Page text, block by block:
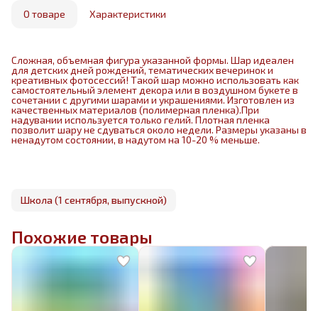
маркетплейса
О товаре Характеристики
Сложная, объемная фигура указанной формы. Шар идеален
для детских дней рождений, тематических вечеринок и
креативных фотосессий! Такой шар можно использовать как
самостоятельный элемент декора или в воздушном букете в
сочетании с другими шарами и украшениями. Изготовлен из
качественных материалов (полимерная пленка).При
надувании используется только гелий. Плотная пленка
позволит шару не сдуваться около недели. Размеры указаны в
ненадутом состоянии, в надутом на 10-20 % меньше.
Школа (1 сентября, выпускной)
Похожие товары